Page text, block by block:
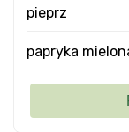
pieprz
papryka